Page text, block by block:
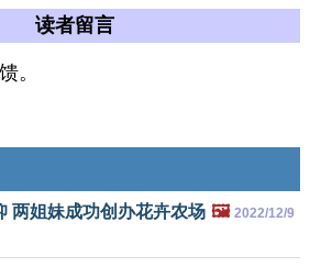
读者留言
。
两姐妹成功创办花卉农场 🖼️ 2022/12/9